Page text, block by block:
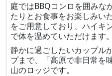
庭ではBBQコンロを囲みな
たりとお食事をお楽しみい
をご用意しており、ハイキ
で体を温めていただけます。
静かに過ごしたいカップル
プまで、「高原で非日常を
山のロッジです。